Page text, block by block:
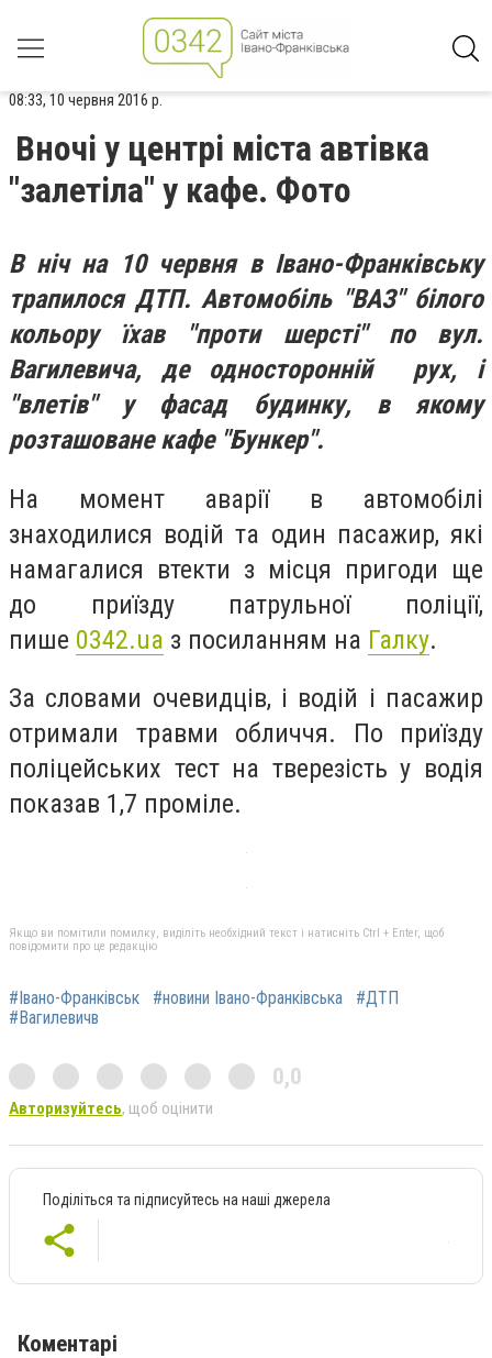
08:33, 10 червня 2016 р.
Вночі у центрі міста автівка
"залетіла" у кафе. Фото
В ніч на 10 червня в Івано-Франківську
трапилося ДТП. Автомобіль "ВАЗ" білого
кольору їхав "проти шерсті" по вул.
Вагилевича, де односторонній рух, і
"влетів" у фасад будинку, в якому
розташоване кафе "Бункер".
На момент аварії в автомобілі
знаходилися водій та один пасажир, які
намагалися втекти з місця пригоди ще
до приїзду патрульної поліції,
пише 0342.ua з посиланням на Галку.
За словами очевидців, і водій і пасажир
отримали травми обличчя. По приїзду
поліцейських тест на тверезість у водія
показав 1,7 проміле.
Якщо ви помітили помилку, виділіть необхідний текст і натисніть Ctrl + Enter, щоб
повідомити про це редакцію
#Івано-Франківськ #новини Івано-Франківська
#ДТП
#Вагилевичв
0,0
Авторизуйтесь, щоб оцінити
Поділіться та підписуйтесь на наші джерела
Коментарі